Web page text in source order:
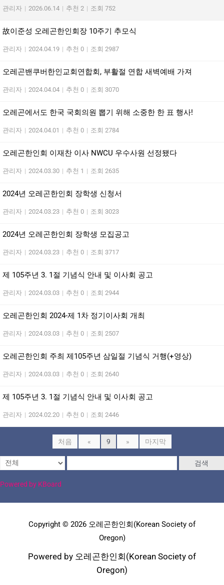
관리자 | 2026.06.14 | 추천 2 | 조회 752
故이준성 오레곤한인회장 10주기 추모식
관리자 | 2024.04.19 | 추천 0 | 조회 2987
오레곤밴쿠버한인교회연합회, 부활절 연합 새벽예배 가져
관리자 | 2024.04.04 | 추천 0 | 조회 3070
오레곤에서도 한국 국회의원 뽑기 위해 소중한 한 표 행사!
관리자 | 2024.04.01 | 추천 0 | 조회 2784
오레곤한인회 이재찬 이사 NWCU 우수사원 선정됐다
관리자 | 2024.03.30 | 추천 1 | 조회 2635
2024년 오레곤한인회 장학생 신청서
관리자 | 2024.03.23 | 추천 0 | 조회 3023
2024년 오레곤한인회 장학생 모집공고
관리자 | 2024.03.23 | 추천 0 | 조회 3717
제 105주년 3. 1절 기념식 안내 및 이사회 공고
관리자 | 2024.03.03 | 추천 0 | 조회 2944
오레곤한인회 2024-제 1차 정기이사회 개최
관리자 | 2024.03.03 | 추천 0 | 조회 2507
오레곤한인회 주최 제105주년 삼일절 기념식 거행(+영상)
관리자 | 2024.03.03 | 추천 0 | 조회 2640
제 105주년 3. 1절 기념식 안내 및 이사회 공고
관리자 | 2024.02.20 | 추천 0 | 조회 2446
처음 « 9 » 마지막
검색
Powered by KBoard
Copyright © 2026 오레곤한인회(Korean Society of
Oregon)
Powered by 오레곤한인회(Korean Society of
Oregon)